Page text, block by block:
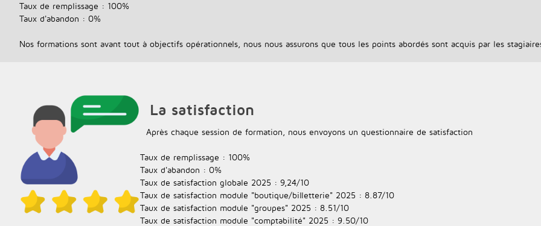
Taux de remplissage : 100%
​Taux d'abandon : 0%
Nos formations sont avant tout à objectifs opérationnels, nous nous assurons que tous les points abordés sont acquis par les
La satisfaction
Après chaque session de formation, nous envoyons un questionnaire de satisfaction
Taux de remplissage : 100%
​Taux d'abandon : 0%
Taux de satisfaction globale 2025 : 9,24/10
Taux de satisfaction module "boutique/billetterie" 2025 : 8.87/10
Taux de satisfaction module "groupes" 2025 : 8.51/10
Taux de satisfaction module "comptabilité" 2025 : 9.50/10